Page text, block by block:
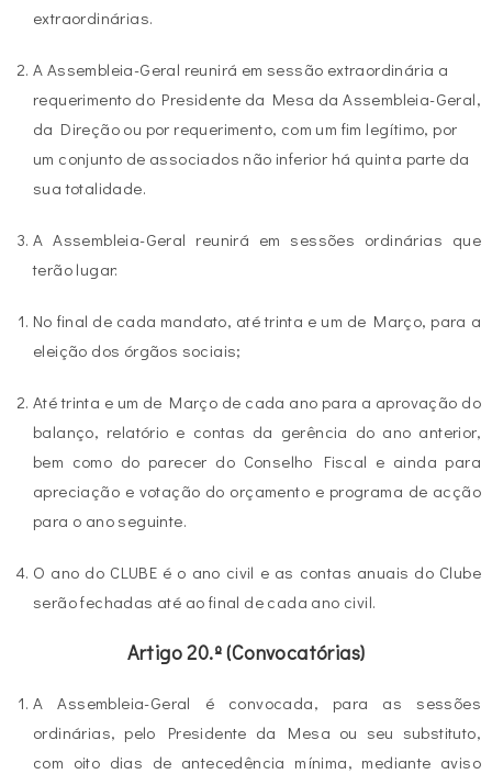
extraordinárias.
A Assembleia-Geral reunirá em sessão extraordinária a
requerimento do Presidente da Mesa da Assembleia-Geral,
da Direção ou por requerimento, com um fim legítimo, por
um conjunto de associados não inferior há quinta parte da
sua totalidade.
A Assembleia-Geral reunirá em sessões ordinárias que
terão lugar:
No final de cada mandato, até trinta e um de Março, para a
eleição dos órgãos sociais;
Até trinta e um de Março de cada ano para a aprovação do
balanço, relatório e contas da gerência do ano anterior,
bem como do parecer do Conselho Fiscal e ainda para
apreciação e votação do orçamento e programa de acção
para o ano seguinte.
O ano do CLUBE é o ano civil e as contas anuais do Clube
serão fechadas até ao final de cada ano civil.
Artigo 20.º (Convocatórias)
A Assembleia-Geral é convocada, para as sessões
ordinárias, pelo Presidente da Mesa ou seu substituto,
com oito dias de antecedência mínima, mediante aviso